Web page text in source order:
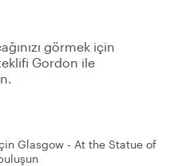
görmek için
Gordon ile
Glasgow - At the Statue of